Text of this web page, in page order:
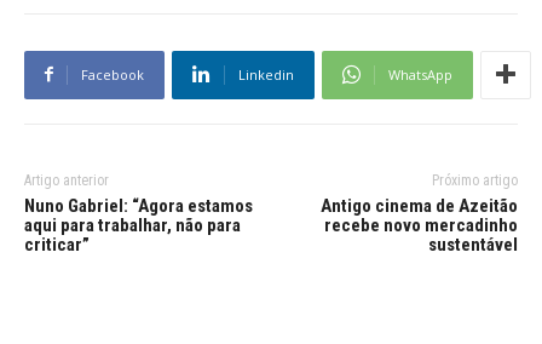
Facebook Linkedin WhatsApp
Artigo anterior
Nuno Gabriel: “Agora estamos
aqui para trabalhar, não para
criticar”
Próximo artigo
Antigo cinema de Azeitão
recebe novo mercadinho
sustentável